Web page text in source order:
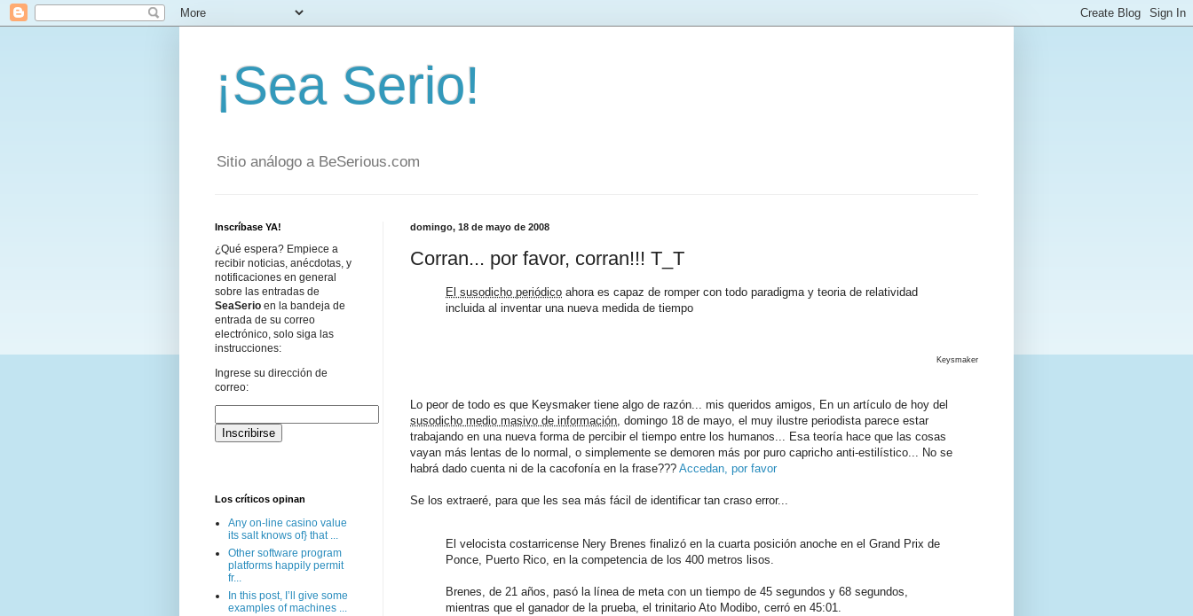
¡Sea Serio!
Sitio análogo a BeSerious.com
domingo, 18 de mayo de 2008
Corran... por favor, corran!!! T_T
El susodicho periódico ahora es capaz de romper con todo paradigma y teoria de relatividad
incluida al inventar una nueva medida de tiempo
Keysmaker
Lo peor de todo es que Keysmaker tiene algo de razón... mis queridos amigos, En un artículo de hoy del
susodicho medio masivo de información, domingo 18 de mayo, el muy ilustre periodista parece estar
trabajando en una nueva forma de percibir el tiempo entre los humanos... Esa teoría hace que las cosas
vayan más lentas de lo normal, o simplemente se demoren más por puro capricho anti-estilístico... No se
habrá dado cuenta ni de la cacofonía en la frase??? Accedan, por favor
Se los extraeré, para que les sea más fácil de identificar tan craso error...
El velocista costarricense Nery Brenes finalizó en la cuarta posición anoche en el Grand Prix de
Ponce, Puerto Rico, en la competencia de los 400 metros lisos.
Brenes, de 21 años, pasó la línea de meta con un tiempo de 45 segundos y 68 segundos,
mientras que el ganador de la prueba, el trinitario Ato Modibo, cerró en 45:01.
Inscríbase YA!
¿Qué espera? Empiece a
recibir noticias, anécdotas, y
notificaciones en general
sobre las entradas de
SeaSerio en la bandeja de
entrada de su correo
electrónico, solo siga las
instrucciones:
Ingrese su dirección de
correo:
Los críticos opinan
Any on-line casino value
its salt knows of} that ...
Other software program
platforms happily permit
fr...
In this post, I’ll give some
examples of machines ...